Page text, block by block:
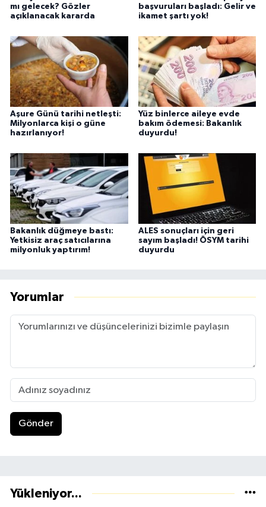
mı gelecek? Gözler
açıklanacak kararda
başvuruları başladı: Gelir ve
ikamet şartı yok!
Aşure Günü tarihi netleşti:
Milyonlarca kişi o güne
hazırlanıyor!
Yüz binlerce aileye evde
bakım ödemesi: Bakanlık
duyurdu!
Bakanlık düğmeye bastı:
Yetkisiz araç satıcılarına
milyonluk yaptırım!
ALES sonuçları için geri
sayım başladı! ÖSYM tarihi
duyurdu
Yorumlar
Gönder
Yükleniyor...